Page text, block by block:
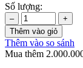
Số lượng:
–
+
Thêm vào giỏ
Thêm vào so sánh
Mua thêm